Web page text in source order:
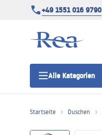
+49 1551 016 9790
Alle Kategorien
Startseite Duschen